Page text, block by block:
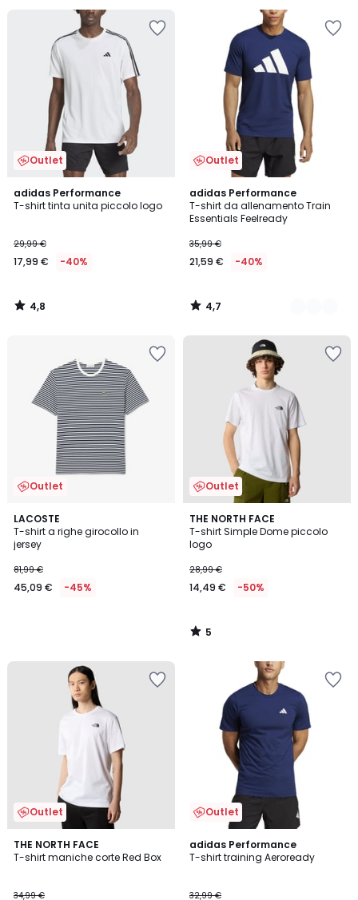
Outlet
adidas Performance
T-shirt tinta unita piccolo logo
29,99 €
17,99 € -40%
4,8
/ 5
4,8
/
Outlet
adidas Performance
T-shirt da allenamento Train
Essentials Feelready
35,99 €
21,59 € -40%
4,7
/ 5
3
Colori
4,7
/
Outlet
LACOSTE
T-shirt a righe girocollo in
jersey
81,99 €
45,09 € -45%
Outlet
THE NORTH FACE
T-shirt Simple Dome piccolo
logo
28,99 €
14,49 € -50%
5
/
5
5
/
Outlet
THE NORTH FACE
T-shirt maniche corte Red Box
34,99 €
5
/
Outlet
adidas Performance
T-shirt training Aeroready
32,99 €
4,7
/ 5
8
Colori